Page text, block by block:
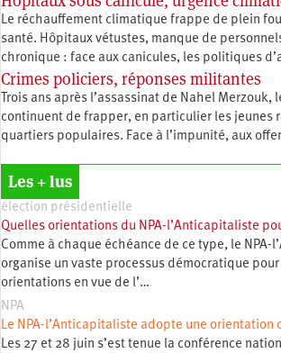
Le réchauffement climatique frappe de plein
santé. Hôpitaux vétustes, manque de
chronique : face aux canicules, les politiques
Crimes policiers, réponses militantes
Trois ans après l’assassinat de Nahel Merzouk,
continuent de frapper, en particulier les jeunes
quartiers populaires. Face à l’impunité, aux
Les + lus
élection présidentielle
Quelles orientations du NPA-l’Anticapitaliste
Comme à chaque échéance de ce type, le NPA-
organise un vaste processus démocratique
orientations en vue de l’…
NPA
Le NPA-l’Anticapitaliste adopte une orientation
Les 27 et 28 juin s’est tenue la conférence